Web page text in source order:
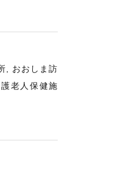
, おおしま訪
老人保健施